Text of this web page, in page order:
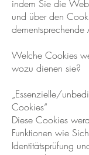
indem Sie die
und über den
Welche Cookies
wozu dienen sie?
„Essenzielle/
Cookies“
Diese Cookies
Funktionen wie
Identitätsprüfung